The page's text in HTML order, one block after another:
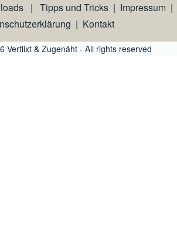
| Tipps und Tricks| Impressum|
| Kontakt
Verflixt & Zugenäht - All rights reserved